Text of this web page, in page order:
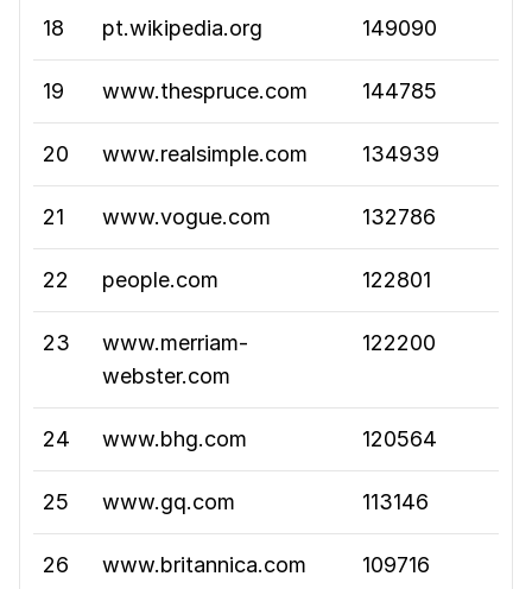
18 pt.wikipedia.org 149090
19 www.thespruce.com 144785
20 www.realsimple.com 134939
21 www.vogue.com 132786
22 people.com 122801
23
www.merriam-
webster.com
122200
24 www.bhg.com 120564
25 www.gq.com 113146
26 www.britannica.com 109716